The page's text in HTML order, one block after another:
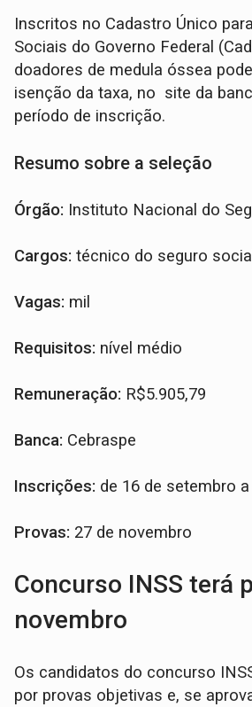
Inscritos no Cadastro Único
Sociais do Governo Federal
doadores de medula óssea
isenção da taxa, no site da
período de inscrição.
Resumo sobre a seleção
Órgão: Instituto Nacional do
Cargos:técnico do seguro social
Vagas: mil
Requisitos: nível médio
Remuneração: R$5.905,79
Banca: Cebraspe
Inscrições: de 16 de setembro
Provas: 27 de novembro
Concurso INSS terá
novembro
Os candidatos do concurso
por provas objetivas e, se